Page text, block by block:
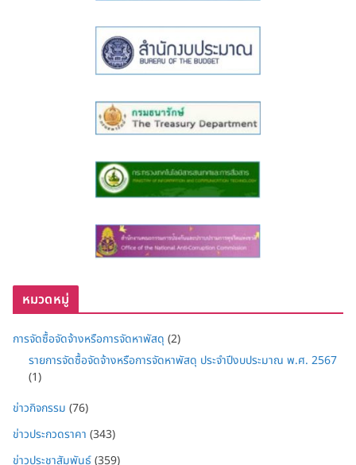
หมวดหมู่
การจัดซื้อจัดจ้างหรือการจัดหาพัสดุ (2)
รายการจัดซื้อจัดจ้างหรือการจัดหาพัสดุ ประจำปีงบประมาณ พ.ศ. 2567
(1)
ข่าวกิจกรรม (76)
ข่าวประกวดราคา (343)
ข่าวประชาสัมพันธ์(359)